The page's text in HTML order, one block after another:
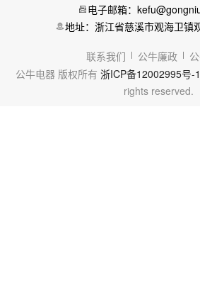
电子邮箱：
地址：浙江省慈溪市观海卫镇
联系我们 公牛廉政
公牛电器 版权所有 浙ICP备12002995号-1
rights reserved.